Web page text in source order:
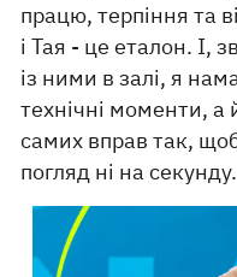
працю, терпіння та
і Тая - це еталон. І,
із ними в залі, я
технічні моменти, а
самих вправ так,
погляд ні на секунду.